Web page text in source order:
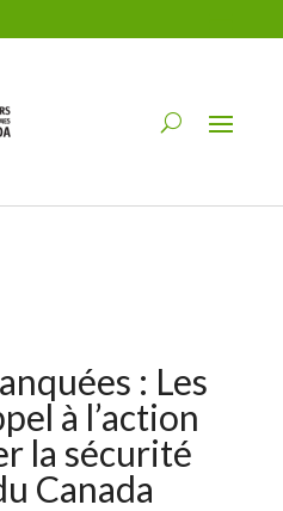
: Les
à l’action
la sécurité
Canada